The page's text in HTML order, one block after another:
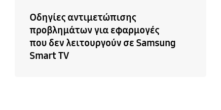
Οδηγίες αντιμετώπισης
προβλημάτων για εφαρμογές
που δεν λειτουργούν σε Samsung
Smart TV